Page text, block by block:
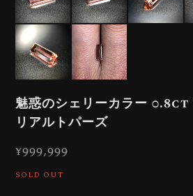
魅惑のシェリーカラー 0.8ct
リアルトパーズ
¥999,999
SOLD OUT